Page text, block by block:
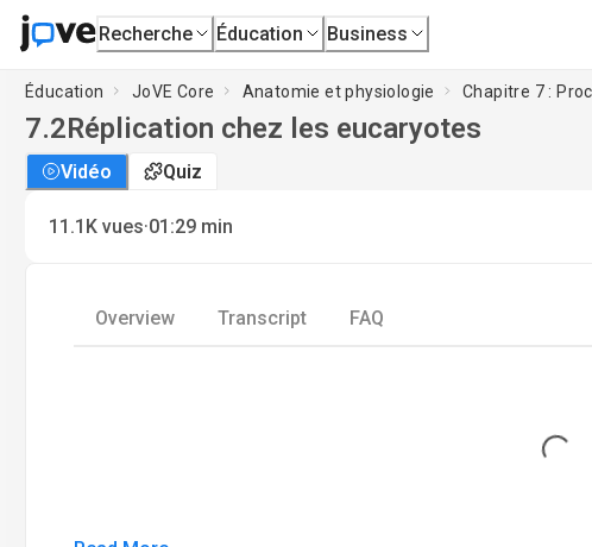
Recherche Éducation Business
Éducation JoVE Core Anatomie et physiologie Chapitre 7 :
7.2Réplication chez les eucaryotes
Vidéo Quiz
11.1K vues·01:29 min
Overview Transcript FAQ
Loading...